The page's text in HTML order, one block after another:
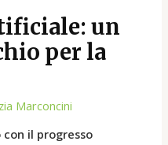
un
per la
Marconcini
il progresso